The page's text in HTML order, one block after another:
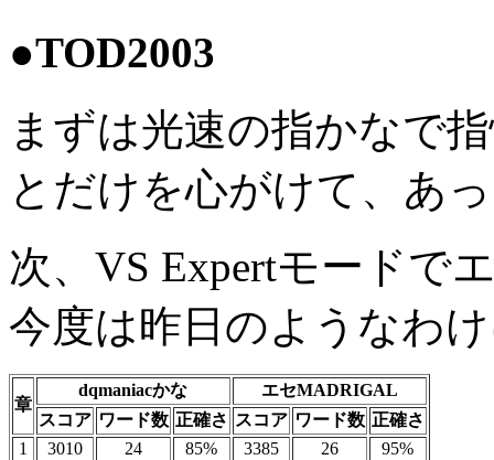
●TOD2003
まずは光速の指かなで
とだけを心がけて、あ
次、VS Expertモードで
今度は昨日のようなわ
章
dqmaniacかな
エセMADRIGAL
スコア ワード数 正確さ スコア ワード数 正確さ
1
3010 24 85% 3385 26
95%